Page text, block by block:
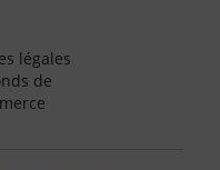
légales
de